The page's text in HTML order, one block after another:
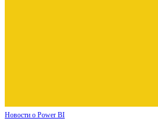
Новости о Power BI